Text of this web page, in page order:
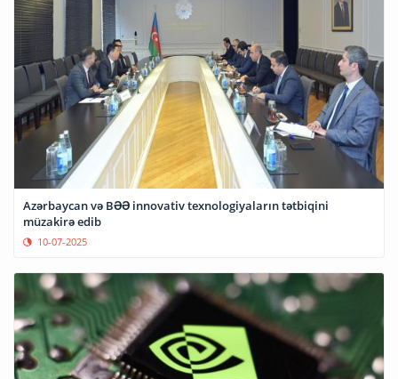
Azərbaycan və BƏƏ innovativ texnologiyaların tətbiqini
müzakirə edib
10-07-2025